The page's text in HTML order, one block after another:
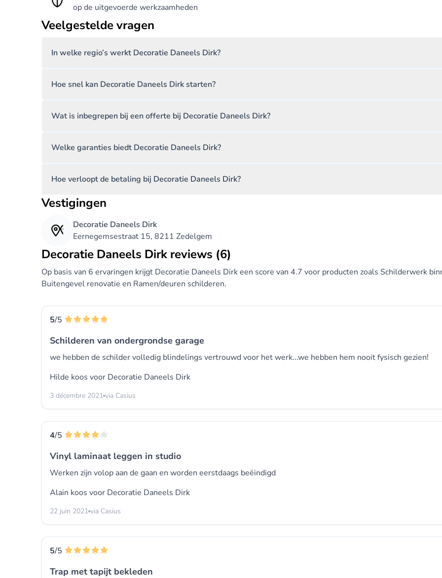
op de uitgevoerde werkzaamheden
Veelgestelde vragen
In welke regio’s werkt Decoratie Daneels Dirk?
Hoe snel kan Decoratie Daneels Dirk starten?
Wat is inbegrepen bij een offerte bij Decoratie Daneels Dirk?
Welke garanties biedt Decoratie Daneels Dirk?
Hoe verloopt de betaling bij Decoratie Daneels Dirk?
Vestigingen
Decoratie Daneels Dirk
Eernegemsestraat 15, 8211 Zedelgem
Decoratie Daneels Dirk reviews (6)
Op basis van 6 ervaringen krijgt Decoratie Daneels Dirk een score van 4.7 voor producten zoals Schilderwerk
Buitengevel renovatie en Ramen/deuren schilderen.
5/5
Schilderen van ondergrondse garage
we hebben de schilder volledig blindelings vertrouwd voor het werk...we hebben hem nooit fysisch gezien!
Hilde koos voor Decoratie Daneels Dirk
3 décembre 2021 via Casius
4/5
Vinyl laminaat leggen in studio
Werken zijn volop aan de gaan en worden eerstdaags beëindigd
Alain koos voor Decoratie Daneels Dirk
22 juin 2021 via Casius
5/5
Trap met tapijt bekleden